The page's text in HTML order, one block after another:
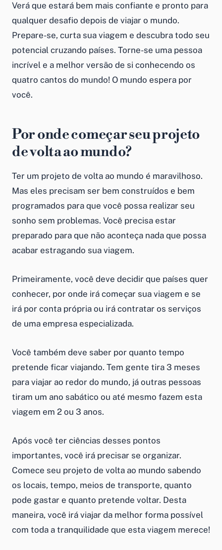
Verá que estará bem mais confiante e pronto para
qualquer desafio depois de viajar o mundo.
Prepare-se, curta sua viagem e descubra todo seu
potencial cruzando países. Torne-se uma pessoa
incrível e a melhor versão de si conhecendo os
quatro cantos do mundo! O mundo espera por
você.
Por onde começar seu projeto
de volta ao mundo?
Ter um projeto de volta ao mundo é maravilhoso.
Mas eles precisam ser bem construídos e bem
programados para que você possa realizar seu
sonho sem problemas. Você precisa estar
preparado para que não aconteça nada que possa
acabar estragando sua viagem.
Primeiramente, você deve decidir que países quer
conhecer, por onde irá começar sua viagem e se
irá por conta própria ou irá contratar os serviços
de uma empresa especializada.
Você também deve saber por quanto tempo
pretende ficar viajando. Tem gente tira 3 meses
para viajar ao redor do mundo, já outras pessoas
tiram um ano sabático ou até mesmo fazem esta
viagem em 2 ou 3 anos.
Após você ter ciências desses pontos
importantes, você irá precisar se organizar.
Comece seu projeto de volta ao mundo sabendo
os locais, tempo, meios de transporte, quanto
pode gastar e quanto pretende voltar. Desta
maneira, você irá viajar da melhor forma possível
com toda a tranquilidade que esta viagem merece!